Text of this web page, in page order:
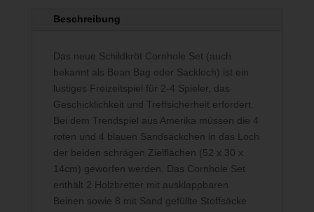
Beschreibung
Das neue Schildkröt Cornhole Set (auch
bekannt als Bean Bag oder Sackloch) ist ein
lustiges Freizeitspiel für 2-4 Spieler, das
Geschicklichkeit und Treffsicherheit erfordert.
Bei dem Trendspiel aus Amerika müssen die 4
roten und 4 blauen Sandsäckchen in das Loch
der beiden schrägen Zielflächen (52 x 30 x
14cm) geworfen werden. Das Cornhole Set
enthält 2 Holzbretter mit ausklappbaren
Beinen sowie 8 mit Sand gefüllte Stoffsäcke